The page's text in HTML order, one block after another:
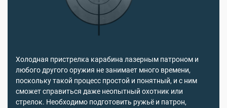
Холодная пристрелка карабина лазерным патроном и
любого другого оружия не занимает много времени,
поскольку такой процесс простой и понятный, и с ним
сможет справиться даже неопытный охотник или
стрелок. Необходимо подготовить ружьё и патрон,